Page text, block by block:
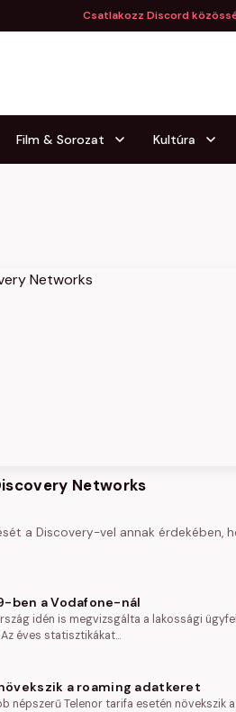
Csatlakozz Discord
Film & Sorozat Kultúra
Networks
a Discovery-vel annak érdekében,
ben a Vodafone-nál
idén is megvizsgálta a lakossági
éves statisztikákat…
a roaming adatkeret
népszerű Telenor tarifa esetén növekszik